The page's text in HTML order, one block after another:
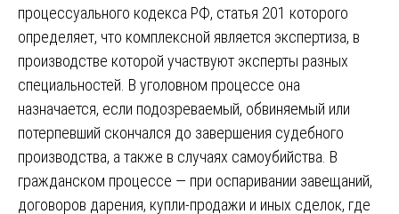
процессуального кодекса РФ, статья 201 которого
определяет, что комплексной является экспертиза, в
производстве которой участвуют эксперты разных
специальностей. В уголовном процессе она
назначается, если подозреваемый, обвиняемый или
потерпевший скончался до завершения судебного
производства, а также в случаях самоубийства. В
гражданском процессе — при оспаривании завещаний,
договоров дарения, купли-продажи и иных сделок, где